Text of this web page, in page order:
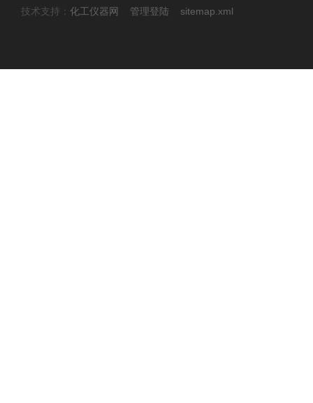
技术支持： 化工仪器网 管理登陆 sitemap.xml